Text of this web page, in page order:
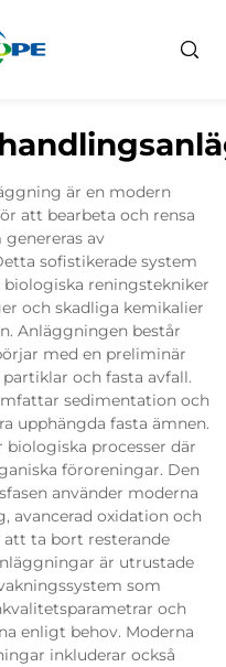
är en modern
att bearbeta och rensa
av
sofistikerade system
reningstekniker
och skadliga kemikalier
Anläggningen består
med en preliminär
och fasta avfall.
sedimentation och
upphängda fasta ämnen.
biologiska processer där
föroreningar. Den
använder moderna
avancerad oxidation och
ta bort resterande
är utrustade
som
och
enligt behov. Moderna
inkluderar också